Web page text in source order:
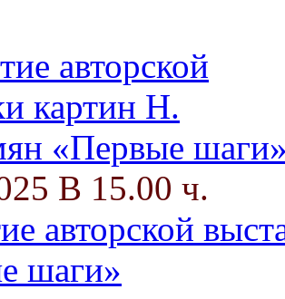
В 15.00 ч.
авторской
шаги»